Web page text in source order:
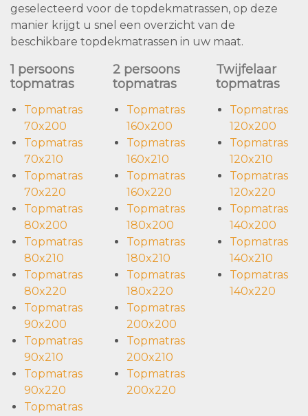
geselecteerd voor de topdekmatrassen, op deze
manier krijgt u snel een overzicht van de
beschikbare topdekmatrassen in uw maat.
1 persoons
topmatras
Topmatras
70x200
Topmatras
70x210
Topmatras
70x220
Topmatras
80x200
Topmatras
80x210
Topmatras
80x220
Topmatras
90x200
Topmatras
90x210
Topmatras
90x220
Topmatras
2 persoons
topmatras
Topmatras
160x200
Topmatras
160x210
Topmatras
160x220
Topmatras
180x200
Topmatras
180x210
Topmatras
180x220
Topmatras
200x200
Topmatras
200x210
Topmatras
200x220
Twijfelaar
topmatras
Topmatras
120x200
Topmatras
120x210
Topmatras
120x220
Topmatras
140x200
Topmatras
140x210
Topmatras
140x220